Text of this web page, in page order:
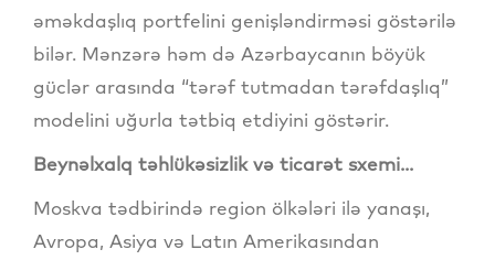
əməkdaşlıq portfelini genişləndirməsi göstərilə
bilər. Mənzərə həm də Azərbaycanın böyük
güclər arasında “tərəf tutmadan tərəfdaşlıq”
modelini uğurla tətbiq etdiyini göstərir.
Beynəlxalq təhlükəsizlik və ticarət sxemi...
Moskva tədbirində region ölkələri ilə yanaşı,
Avropa, Asiya və Latın Amerikasından